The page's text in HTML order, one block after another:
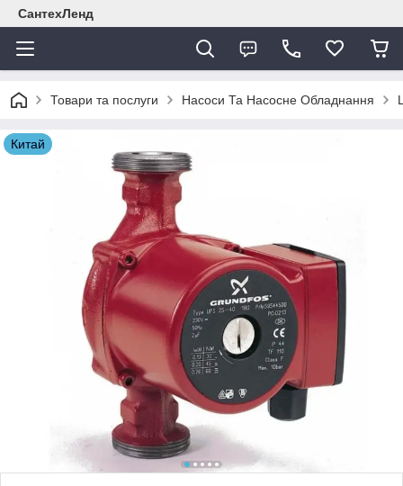
СантехЛенд
Товари та послуги Насоси Та Насосне Обладнання
Китай